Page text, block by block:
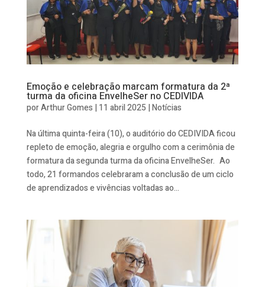
Emoção e celebração marcam formatura da 2ª
turma da oficina EnvelheSer no CEDIVIDA
porArthur Gomes |11 abril 2025 |Notícias
Na última quinta-feira (10), o auditório do CEDIVIDA ficou
repleto de emoção, alegria e orgulho com a cerimônia de
formatura da segunda turma da oficina EnvelheSer. Ao
todo, 21 formandos celebraram a conclusão de um ciclo
de aprendizados e vivências voltadas ao...